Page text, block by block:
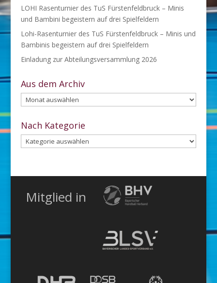
LOHI Rasenturnier des TuS Fürstenfeldbruck – Minis
und Bambini begeistern auf drei Spielfeldern
Lohi-Rasenturnier des TuS Fürstenfeldbruck – Minis und
Bambinis begeistern auf drei Spielfeldern
Einladung zur Abteilungsversammlung 2026
Aus dem Archiv
Aus
dem
Archiv
Nach Kategorie
Nach
Kategorie
Mitglied in